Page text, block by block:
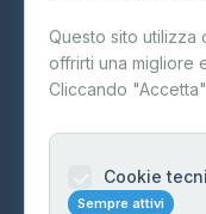
FAQ
Contatti
Informazioni legali
Questo sito
offrirti una migliore
Cliccando
Cookie
Sempre attivi